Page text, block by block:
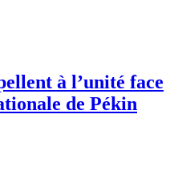
à l’unité face
de Pékin